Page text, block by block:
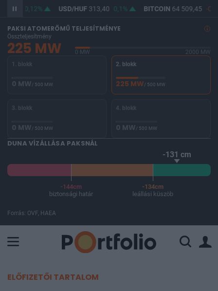
0,12% USD/HUF313,40 0,1% BITCOIN64 509,45 -
PAKSI ATOMERŐMŰ TELJESÍTMÉNYE
Összteljesítmény
225 MW 0 MW
2000 MW
1. blokk
0 MW/ 500 MW
2. blokk
225 MW/ 500 MW
3. blokk
0 MW/ 500 MW
4. blokk
0 MW/ 500 MW
DUNA VÍZÁLLÁSA PAKSNÁL
-131 cm
-144cm
biztonsági határ
-134cm
leállási küszöb
Forrás: OVF, HAEA
ELŐFIZETŐI TARTALOM